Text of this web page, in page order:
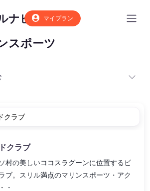
マイプラン
スポーツ
クラブ
村の美しいココスラグーンに位置するビ
ブ。スリル満点のマリンスポーツ・アク
・